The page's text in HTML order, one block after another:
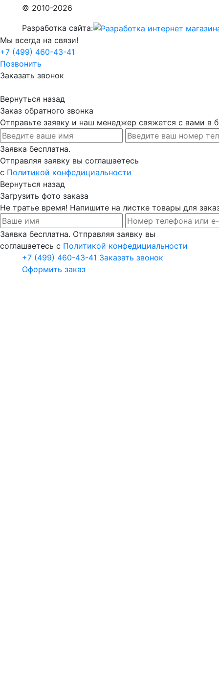
© 2010-2026
Разработка сайта:
Мы всегда на связи!
+7 (499) 460-43-41
Позвонить
Заказать звонок
Вернуться назад
Заказ обратного звонка
Отправьте заявку и наш менеджер свяжется с вами в
Заявка бесплатна.
Отправляя заявку вы соглашаетесь
с Политикой конфедициальности
Вернуться назад
Загрузить фото заказа
Не тратье время! Напишите на листке товары для
Заявка бесплатна. Отправляя заявку вы
соглашаетесь с Политикой конфедициальности
+7 (499) 460-43-41 Заказать звонок
Оформить заказ